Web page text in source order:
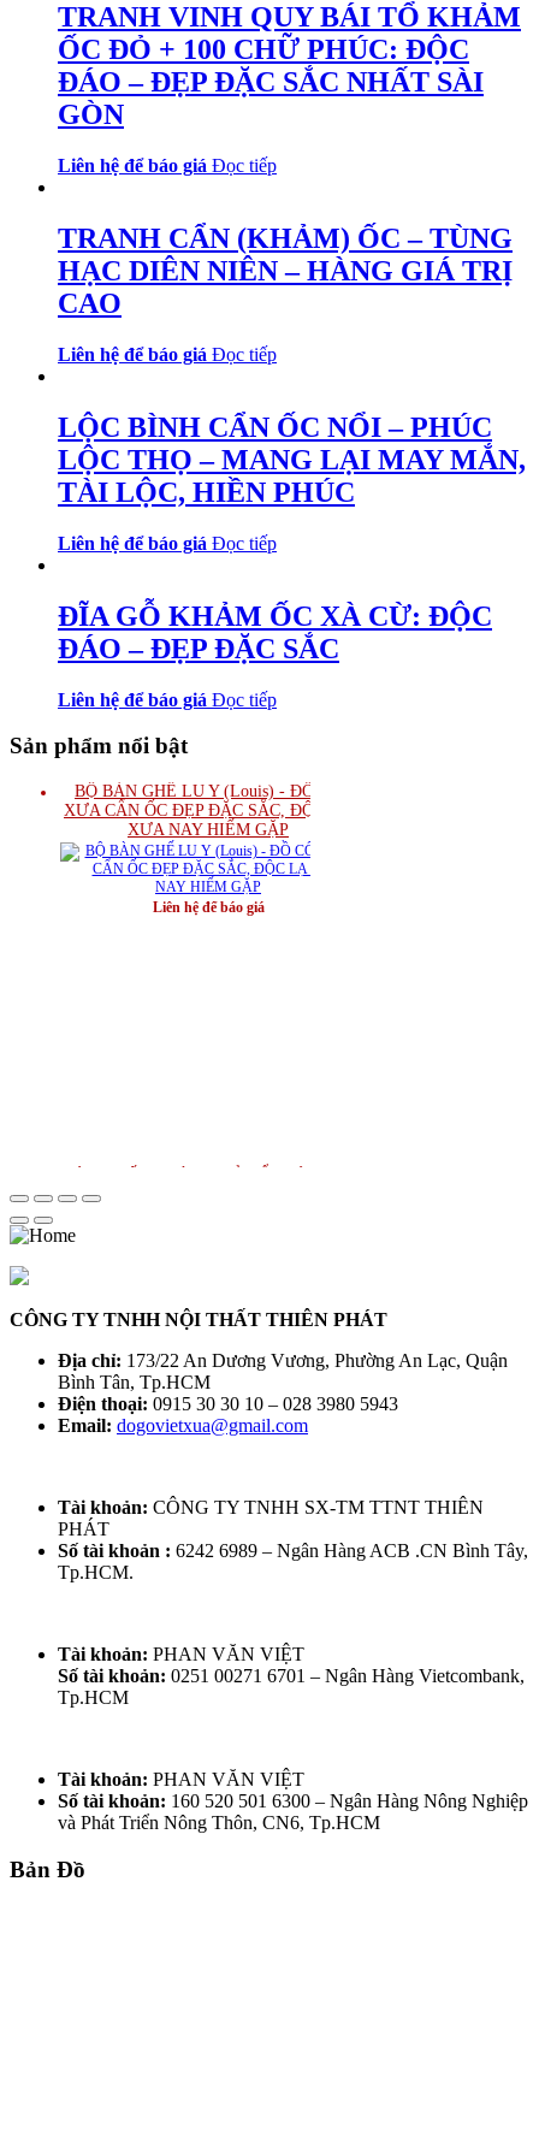
TRANH VINH QUY BÁI TỔ KHẢM
ỐC ĐỎ + 100 CHỮ PHÚC: ĐỘC
ĐÁO – ĐẸP ĐẶC SẮC NHẤT SÀI
GÒN
Liên hệ để báo giá Đọc tiếp
TRANH CẨN (KHẢM) ỐC – TÙNG
HẠC DIÊN NIÊN – HÀNG GIÁ TRỊ
CAO
Liên hệ để báo giá Đọc tiếp
LỘC BÌNH CẨN ỐC NỔI – PHÚC
LỘC THỌ – MANG LẠI MAY MẮN,
TÀI LỘC, HIỀN PHÚC
Liên hệ để báo giá Đọc tiếp
ĐĨA GỖ KHẢM ỐC XÀ CỪ: ĐỘC
ĐÁO – ĐẸP ĐẶC SẮC
Liên hệ để báo giá Đọc tiếp
Sản phẩm nổi bật
BỘ BÀN GHẾ LU Y (Louis) - ĐỒ CỔ
XƯA CẨN ỐC ĐẸP ĐẶC SẮC, ĐỘC LẠ
XƯA NAY HIẾM GẶP
Liên hệ để báo giá
Bàn Ghế Trường Kỷ Cổ BỘ TRƯỜNG KỶ
HUẾ VAI LẬT - 6 MÓN CẨN ỐC XÀ CỪ
Liên hệ để báo giá
CÔNG TY TNHH NỘI THẤT THIÊN PHÁT
Địa chỉ: 173/22 An Dương Vương, Phường An Lạc, Quận
Bình Tân, Tp.HCM
Điện thoại: 0915 30 30 10 – 028 3980 5943
Email: dogovietxua@gmail.com
Tài khoản: CÔNG TY TNHH SX-TM TTNT THIÊN
PHÁT
Số tài khoản : 6242 6989 – Ngân Hàng ACB .CN Bình Tây,
Tp.HCM.
Tài khoản: PHAN VĂN VIỆT
Số tài khoản: 0251 00271 6701 – Ngân Hàng Vietcombank,
Tp.HCM
Tài khoản: PHAN VĂN VIỆT
Số tài khoản: 160 520 501 6300 – Ngân Hàng Nông Nghiệp
và Phát Triển Nông Thôn, CN6, Tp.HCM
Bản Đồ